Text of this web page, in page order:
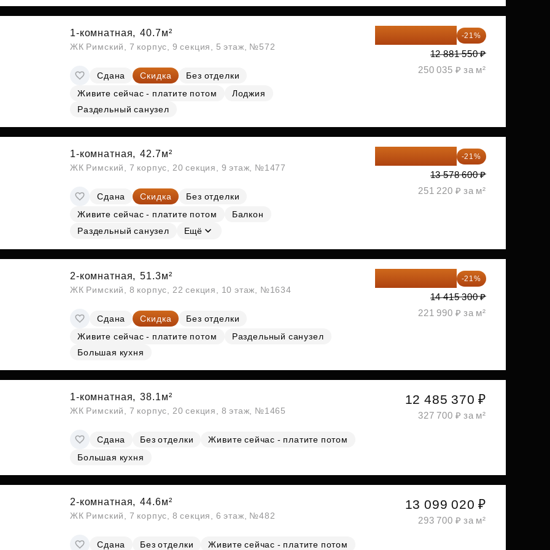
Субсидии
1-комнатная, 40.7м²
ЖК Римский, 7 корпус, 9 секция, 5 этаж, №572
Сдана Скидка
Без отделки
Живите сейчас - платите потом
Лоджия
Раздельный санузел
-21%
12 881 550 ₽
250 035 ₽ за м²
1-комнатная, 42.7м²
ЖК Римский, 7 корпус, 20 секция, 9 этаж, №1477
Сдана Скидка
Без отделки
Живите сейчас - платите потом
Балкон
Раздельный санузел
Ещё
-21%
13 578 600 ₽
251 220 ₽ за м²
2-комнатная, 51.3м²
ЖК Римский, 8 корпус, 22 секция, 10 этаж, №1634
Сдана Скидка
Без отделки
Живите сейчас - платите потом
Раздельный санузел
Большая кухня
-21%
14 415 300 ₽
221 990 ₽ за м²
1-комнатная, 38.1м²
ЖК Римский, 7 корпус, 20 секция, 8 этаж, №1465
Сдана Без отделки
Живите сейчас - платите потом
Большая кухня
12 485 370 ₽
327 700 ₽ за м²
2-комнатная, 44.6м²
ЖК Римский, 7 корпус, 8 секция, 6 этаж, №482
Сдана Без отделки
Живите сейчас - платите потом
13 099 020 ₽
293 700 ₽ за м²